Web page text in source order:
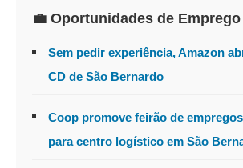
💼 Oportunidades de
Sem pedir experiência, Amazon
CD de São Bernardo
Coop promove feirão de
para centro logístico em São